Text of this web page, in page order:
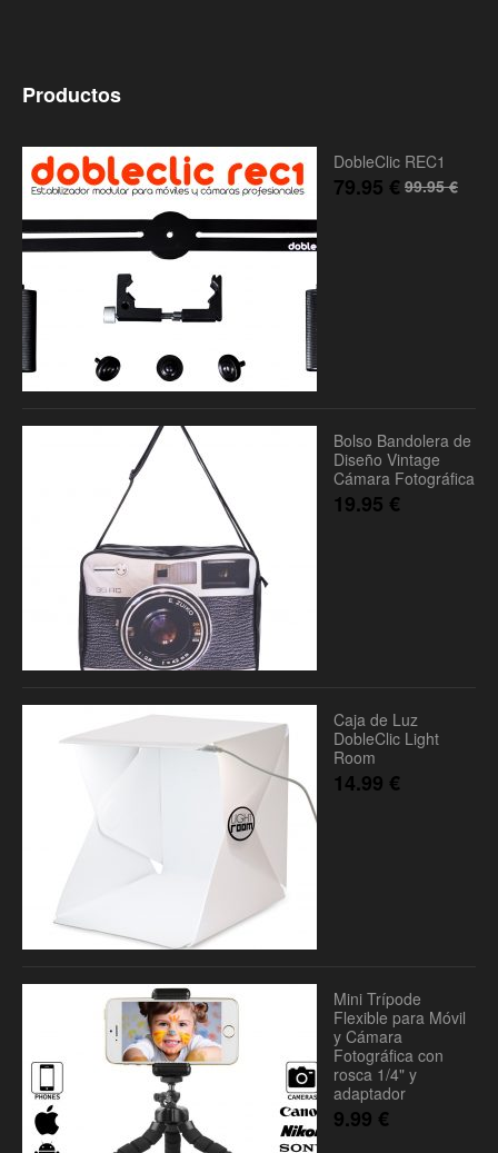
Productos
DobleClic REC1
99.95€
79.95 €
Bolso Bandolera de
Diseño Vintage
Cámara Fotográfica
19.95 €
Caja de Luz
DobleClic Light
Room
14.99 €
Mini Trípode
Flexible para Móvil
y Cámara
Fotográfica con
rosca 1/4" y
adaptador
9.99 €